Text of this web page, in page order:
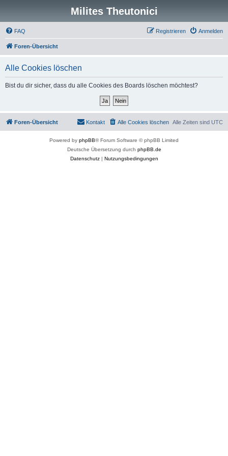
Milites Theutonici
FAQ Anmelden
Registrieren
Foren-Übersicht
Alle Cookies löschen
Bist du dir sicher, dass du alle Cookies des Boards löschen möchtest?
Foren-Übersicht Alle Zeiten sind UTC
Alle Cookies löschen
Kontakt
Powered by phpBB® Forum Software © phpBB Limited
Deutsche Übersetzung durch phpBB.de
Datenschutz| Nutzungsbedingungen